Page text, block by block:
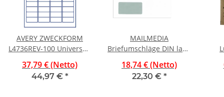
AVERY ZWECKFORM
L4736REV-100 Universal-
mm, weiß, 4.800
Etiketten,
37,79 € (Netto)
44,97 € *
MAILMEDIA
Briefumschläge DIN lang
Fenster, selbstklebend,
72 g/qm, 1.000 Stück
18,74 € (Netto)
22,30 € *